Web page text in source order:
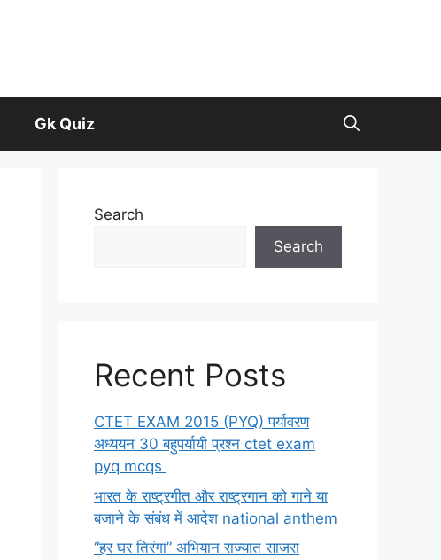
Gk Quiz
Search
Search
Recent Posts
CTET EXAM 2015 (PYQ) पर्यावरण
अध्ययन 30 बहुपर्यायी प्रश्न ctet exam
pyq mcqs
भारत के राष्ट्रगीत और राष्ट्रगान को गाने या
बजाने के संबंध में आदेश national anthem
“हर घर तिरंगा” अभियान राज्यात साजरा